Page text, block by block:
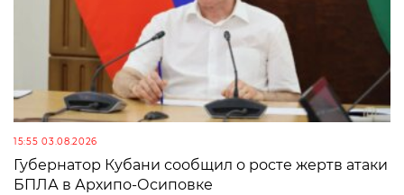
15:55 03.08.2026
Губернатор Кубани сообщил о росте жертв атаки
БПЛА в Архипо-Осиповке